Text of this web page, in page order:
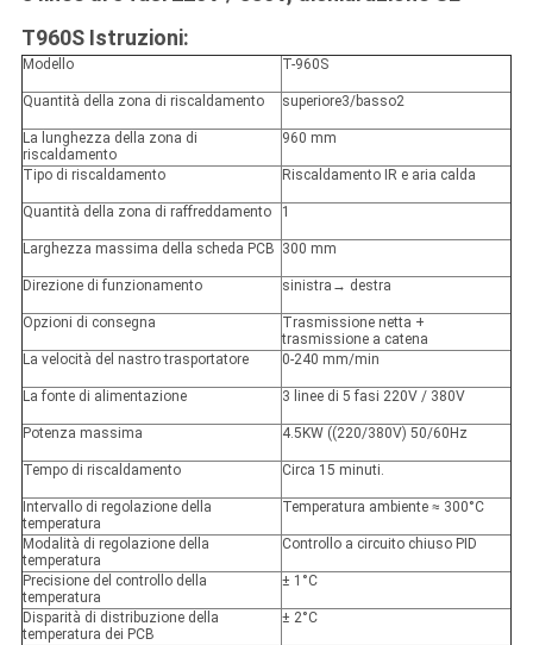
T960S Istruzioni:
Modello T-960S
Quantità della zona di riscaldamento superiore3/basso2
La lunghezza della zona di
riscaldamento
960 mm
Tipo di riscaldamento Riscaldamento IR e aria calda
Quantità della zona di raffreddamento 1
Larghezza massima della scheda PCB 300 mm
Direzione di funzionamento sinistra→ destra
Opzioni di consegna
Trasmissione netta +
trasmissione a catena
La velocità del nastro trasportatore
0-240 mm/min
La fonte di alimentazione 3 linee di 5 fasi 220V / 380V
Potenza massima 4.5KW ((220/380V) 50/60Hz
Tempo di riscaldamento Circa 15 minuti.
Intervallo di regolazione della
temperatura
Temperatura ambiente ≈ 300°C
Modalità di regolazione della
temperatura
Controllo a circuito chiuso PID
Precisione del controllo della
temperatura
± 1°C
Disparità di distribuzione della
temperatura dei PCB
± 2°C